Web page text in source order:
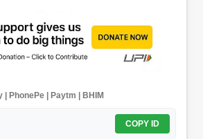
| PhonePe | Paytm | BHIM
COPY ID